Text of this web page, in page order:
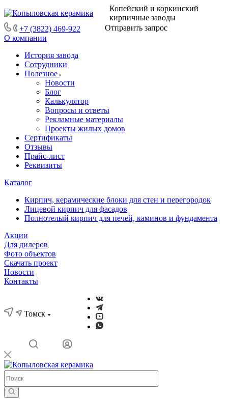
Копейский и коркинский
кирпичные заводы
+7 (3822) 469-922
Отправить запрос
О компании
История завода
Сотрудники
Полезное
Новости
Блог
Калькулятор
Вопросы и ответы
Рекламные материалы
Проекты жилых домов
Сертификаты
Отзывы
Прайс-лист
Реквизиты
Каталог
Кирпич, керамические блоки для стен и перегородок
Лицевой кирпич для фасадов
Полнотелый кирпич для печей, каминов и фундамента
Акции
Для дилеров
Фото объектов
Скачать проект
Новости
Контакты
Томск